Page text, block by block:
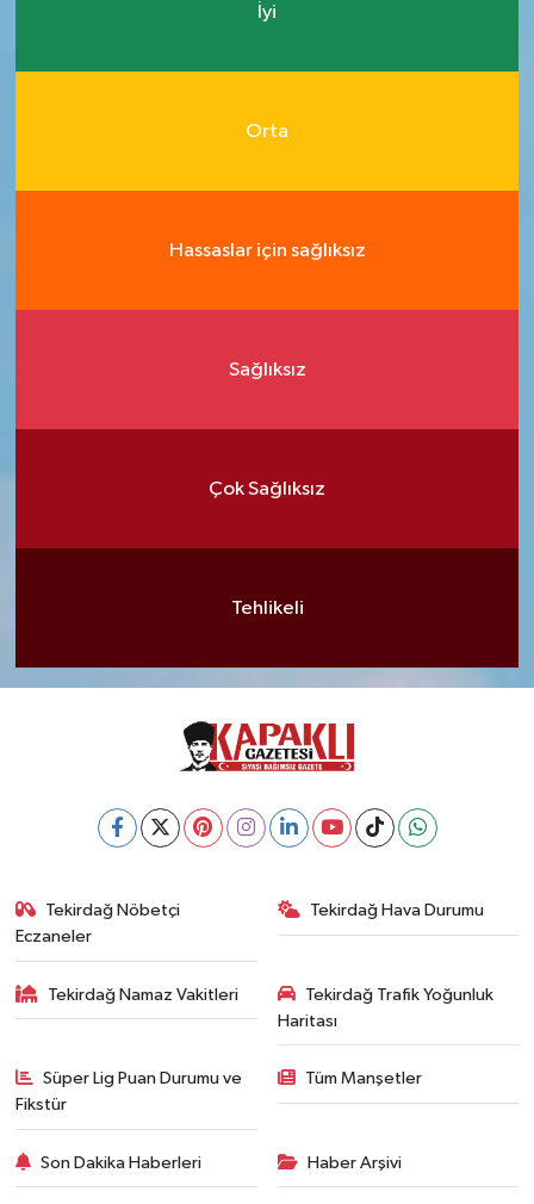
İyi
Orta
Hassaslar için sağlıksız
Sağlıksız
Çok Sağlıksız
Tehlikeli
Tekirdağ Nöbetçi
Eczaneler
Tekirdağ Hava Durumu
Tekirdağ Namaz Vakitleri
Tekirdağ Trafik Yoğunluk
Haritası
Süper Lig Puan Durumu ve
Fikstür
Tüm Manşetler
Son Dakika Haberleri Haber Arşivi